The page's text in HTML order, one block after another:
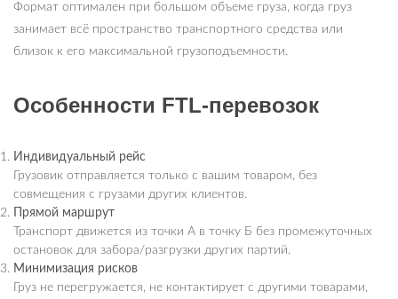
Формат оптимален при большом объеме груза, когда груз
занимает всё пространство транспортного средства или
близок к его максимальной грузоподъемности.
Особенности FTL-перевозок
Индивидуальный рейс
Грузовик отправляется только с вашим товаром, без
совмещения с грузами других клиентов.
Прямой маршрут
Транспорт движется из точки А в точку Б без промежуточных
остановок для забора/разгрузки других партий.
Минимизация рисков
Груз не перегружается, не контактирует с другими товарами,